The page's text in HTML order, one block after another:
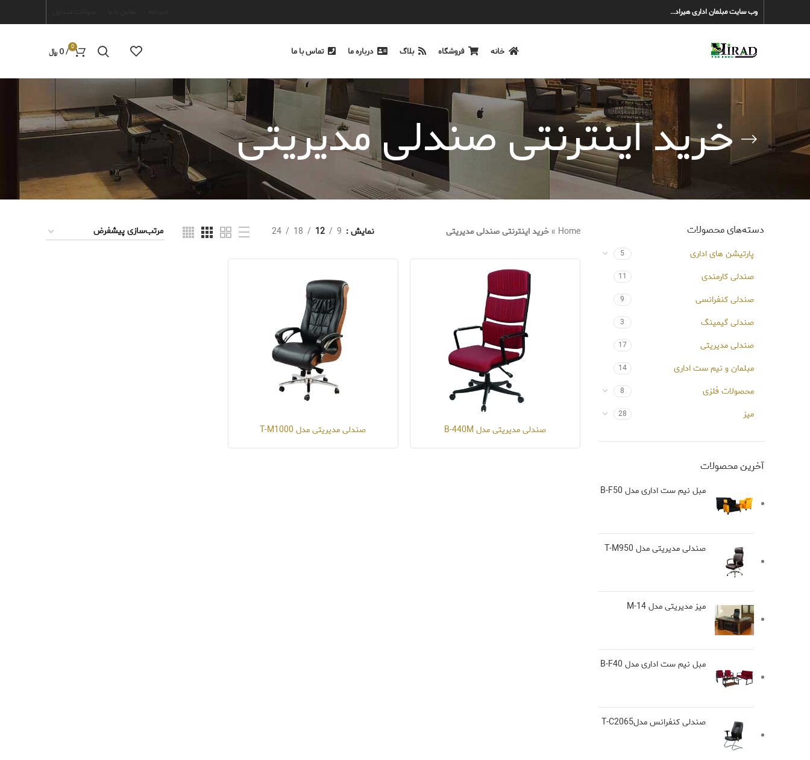
وب سایت مبلمان اداری هیراد…
خانه فروشگاه بلاگ درباره ما تماس با ما 0
/
0 ﷼
خرید اینترنتی صندلی مدیریتی
دسته‌های محصولات
پارتیشن های اداری 5
صندلی کارمندی 11
صندلی کنفرانسی 9
صندلی گیمینگ 3
صندلی مدیریتی 17
مبلمان و نیم ست اداری 14
محصولات فلزی 8
میز 28
آخرین محصولات
مبل نیم ست اداری مدل B-F50
صندلی مدیریتی مدل T-M950
میز مدیریتی مدل M-14
مبل نیم ست اداری مدل B-F40
صندلی کنفرانس مدلT-C2065
Home
»خرید اینترنتی صندلی مدیریتی نمایش 9
12
18
24
صندلی مدیریتی مدل B-440M صندلی مدیریتی مدل T-M1000